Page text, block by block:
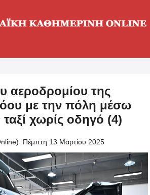
αεροδρομίου της
με την πόλη μέσω
χωρίς οδηγό (4)
Πέμπτη 13 Μαρτίου 2025